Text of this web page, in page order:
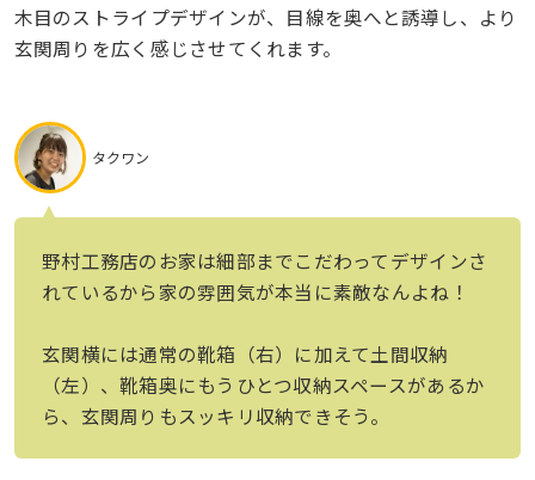
木目のストライプデザインが、目線を奥へと誘導し、より
玄関周りを広く感じさせてくれます。
タクワン
野村工務店のお家は細部までこだわってデザインさ
れているから家の雰囲気が本当に素敵なんよね！
玄関横には通常の靴箱（右）に加えて土間収納
（左）、靴箱奥にもうひとつ収納スペースがあるか
ら、玄関周りもスッキリ収納できそう。